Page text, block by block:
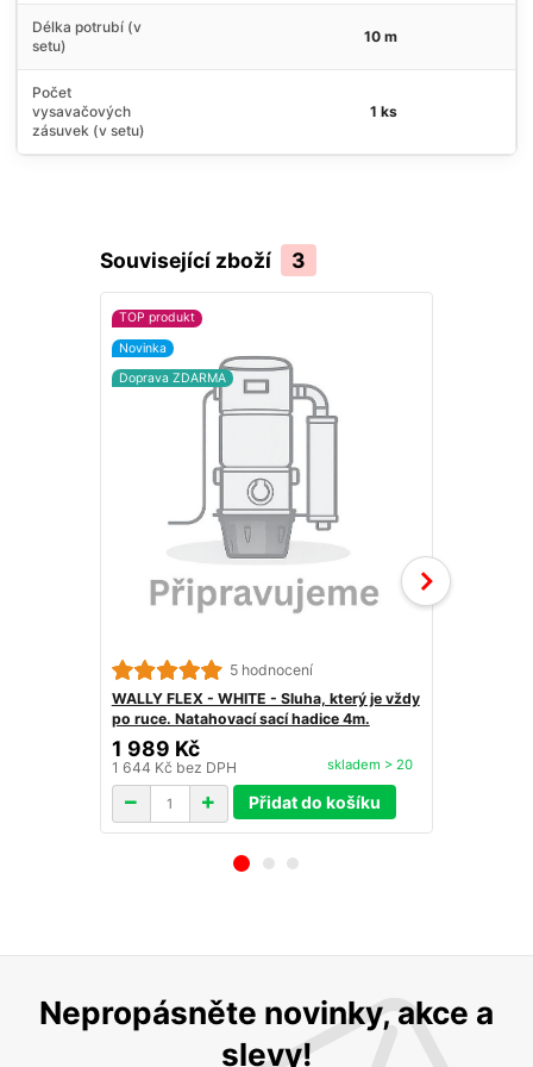
Délka potrubí (v
setu)
10 m
Počet
vysavačových
zásuvek (v setu)
1 ks
Související zboží 3
TOP produkt
Novinka
Doprava ZDARMA
5 hodnocení
WALLY FLEX - WHITE - Sluha, který je vždy
po ruce. Natahovací sací hadice 4m.
1 989 Kč
1 644 Kč bez DPH skladem > 20
Přidat do košíku
Nepropásněte novinky, akce a
slevy!